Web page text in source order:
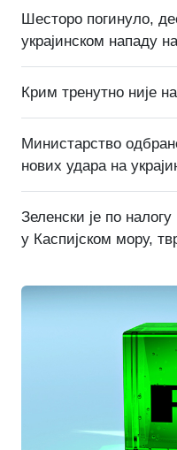
Шесторо погинуло,
украјинском нападу
Крим тренутно није
Министарство
нових удара на
Зеленски је по
у Каспијском мору,